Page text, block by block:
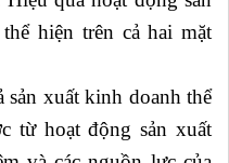
hiện trên cả hai mặt
xuất kinh doanh thể
từ hoạt động sản xuất